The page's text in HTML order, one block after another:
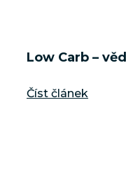
Low Carb –
Číst článek